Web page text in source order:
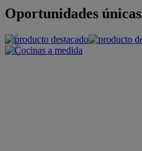
Oportunidades únicas